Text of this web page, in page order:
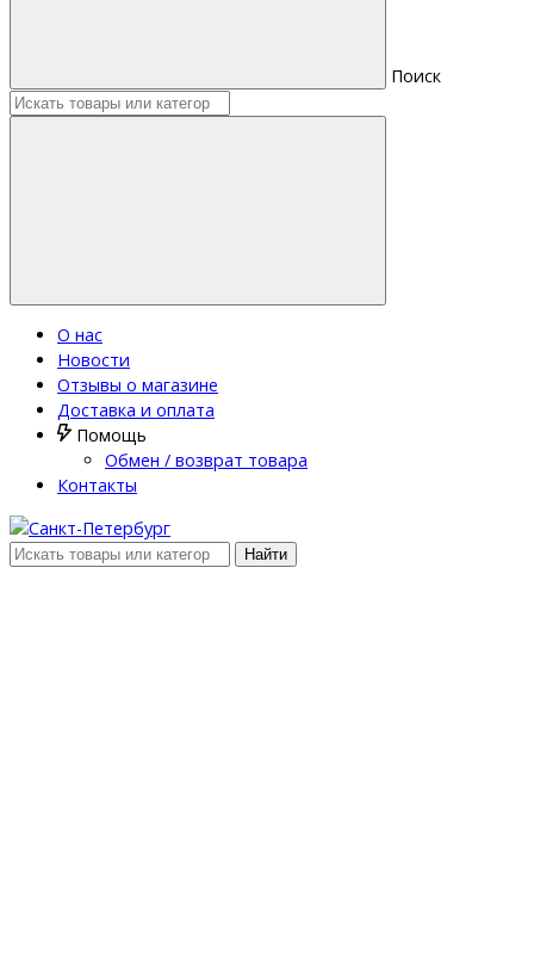
Поиск
О нас
Новости
Отзывы о магазине
Доставка и оплата
Помощь
Обмен / возврат товара
Контакты
Найти